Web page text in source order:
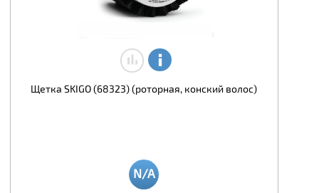
Щетка SKIGO (68323) (роторная, конский волос)